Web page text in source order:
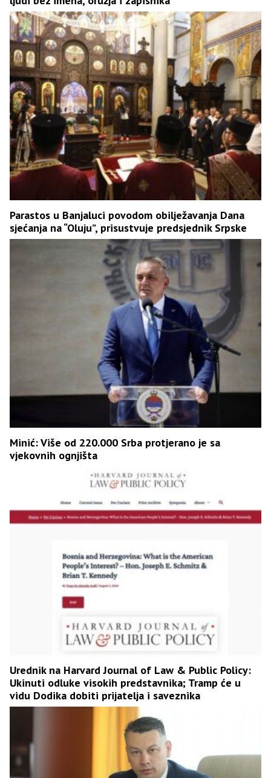
Parastos u Banjaluci povodom obilježavanja Dana
sjećanja na “Oluju”, prisustvuje predsjednik Srpske
Minić: Više od 220.000 Srba protjerano je sa
vjekovnih ognjišta
Urednik na Harvard Journal of Law & Public Policy:
Ukinuti odluke visokih predstavnika; Tramp će u
vidu Dodika dobiti prijatelja i saveznika